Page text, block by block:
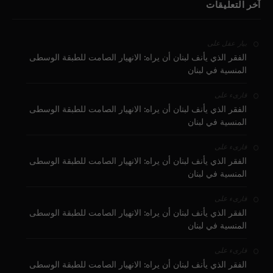
آخر التعليقات
بيار عقل على
الفقر الذي يأنف لبنان أن يراه: الانهيار الصامت للطبقة الوسطى
المنسية في لبنان
قارىء على
الفقر الذي يأنف لبنان أن يراه: الانهيار الصامت للطبقة الوسطى
المنسية في لبنان
قارىء على
الفقر الذي يأنف لبنان أن يراه: الانهيار الصامت للطبقة الوسطى
المنسية في لبنان
قارىء على
الفقر الذي يأنف لبنان أن يراه: الانهيار الصامت للطبقة الوسطى
المنسية في لبنان
قارىء على
الفقر الذي يأنف لبنان أن يراه: الانهيار الصامت للطبقة الوسطى